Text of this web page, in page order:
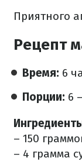
Приятного
Рецепт
Время: 6
Порции: 6
– 150
– 4 грамма